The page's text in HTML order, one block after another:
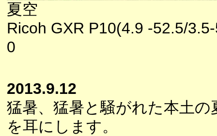
夏空
Ricoh GXR P10(4.9 -52.5/
0
2013.9.12
猛暑、猛暑と騒がれた本土
を耳にします。